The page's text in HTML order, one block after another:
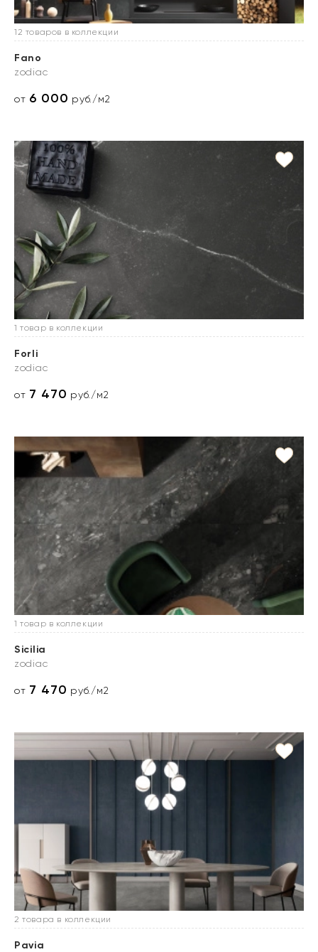
12 товаров в коллекции
Fano
zodiac
от 6 000 руб./м2
1 товар в коллекции
Forli
zodiac
от 7 470 руб./м2
1 товар в коллекции
Sicilia
zodiac
от 7 470 руб./м2
2 товара в коллекции
Pavia